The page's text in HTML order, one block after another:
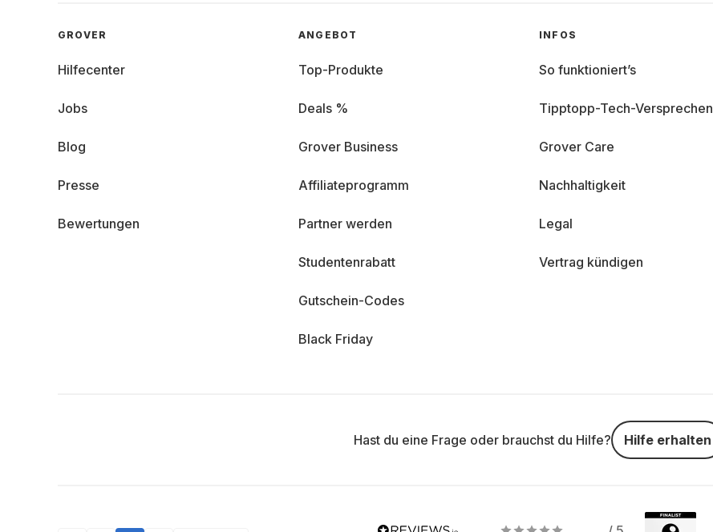
GROVER
Hilfecenter
Jobs
Blog
Presse
Bewertungen
ANGEBOT
Top-Produkte
Deals %
Grover Business
Affiliateprogramm
Partner werden
Studentenrabatt
Gutschein-Codes
Black Friday
INFOS
So funktioniert’s
Tipptopp-Tech-Versprechen
Grover Care
Nachhaltigkeit
Legal
Vertrag kündigen
Hast du eine Frage oder brauchst du Hilfe? Hilfe erhalten